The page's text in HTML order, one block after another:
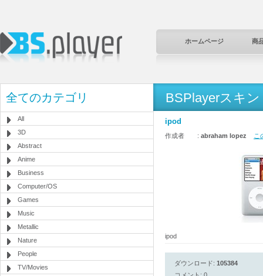
ホームページ 商
全てのカテゴリ
All
3D
Abstract
Anime
Business
Computer/OS
Games
Music
Metallic
Nature
People
TV/Movies
BSPlayerスキン
ipod
作成者 : abraham lopez こ
ipod
ダウンロード: 105384